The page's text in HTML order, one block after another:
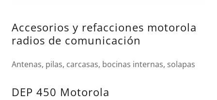
Accesorios y refacciones motorola
radios de comunicación
Antenas, pilas, carcasas, bocinas internas, solapas
DEP 450 Motorola